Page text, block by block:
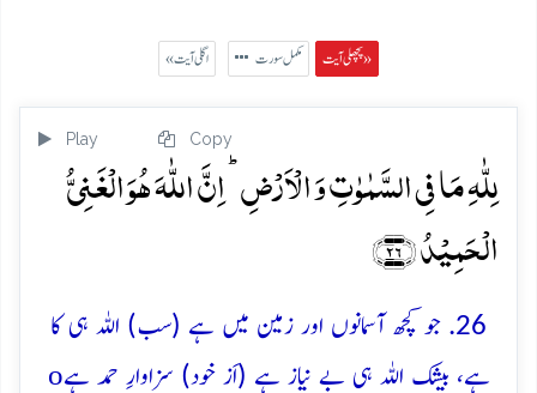
پچھلی آیت » مکمل سورت « اگلی آیت
Play Copy
لِلّٰہِ مَا فِی السَّمٰوٰتِ وَ الۡاَرۡضِ ؕ اِنَّ اللّٰہَ ہُوَ الۡغَنِیُّ
الۡحَمِیۡدُ ﴿۲۶﴾
26. جو کچھ آسمانوں اور زمین میں ہے (سب) اللہ ہی کا
ہے، بیشک اللہ ہی بے نیاز ہے (اَز خود) سزاوارِ حمد ہےo